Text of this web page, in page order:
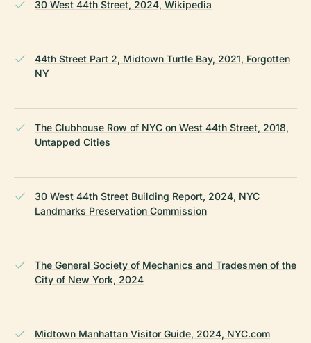
30 West 44th Street, 2024, Wikipedia
44th Street Part 2, Midtown Turtle Bay, 2021, Forgotten
NY
The Clubhouse Row of NYC on West 44th Street, 2018,
Untapped Cities
30 West 44th Street Building Report, 2024, NYC
Landmarks Preservation Commission
The General Society of Mechanics and Tradesmen of the
City of New York, 2024
Midtown Manhattan Visitor Guide, 2024, NYC.com